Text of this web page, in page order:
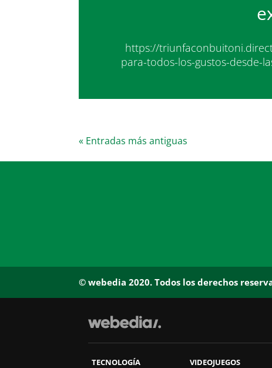
https://
para-todos-los-gustos-desde-
« Entradas más antiguas
© webedia 2020. Todos los derechos
TECNOLOGÍA
VIDEOJUEGOS